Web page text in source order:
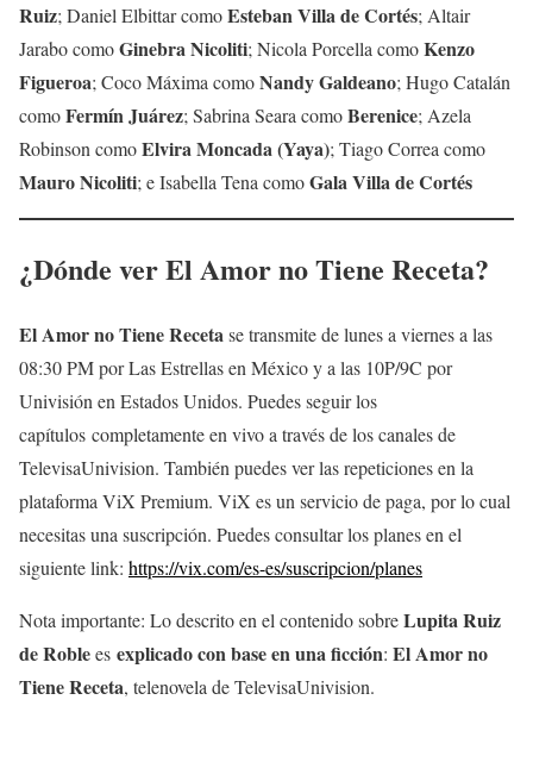
Ruiz; Daniel Elbittar comoEsteban Villa de Cortés; Altair
Jarabo comoGinebra Nicoliti; Nicola Porcella comoKenzo
Figueroa; Coco Máxima comoNandy Galdeano; Hugo Catalán
comoFermín Juárez; Sabrina Seara comoBerenice; Azela
Robinson comoElvira Moncada (Yaya); Tiago Correa como
Mauro Nicoliti; e Isabella Tena comoGalaVilla de Cortés
¿Dónde verEl Amor no Tiene Receta?
El Amor no Tiene Recetase transmite de lunes a viernes a las
08:30 PM por Las Estrellas en México y a las 10P/9C por
Univisión en Estados Unidos. Puedes seguir los
capítulos completamente en vivo a través de los canales de
TelevisaUnivision. También puedes ver las repeticiones en la
plataforma ViX Premium. ViX es un servicio de paga, por lo cual
necesitas una suscripción. Puedes consultar los planes en el
siguiente link: https://vix.com/es-es/suscripcion/planes
Nota importante: Lo descrito en el contenido sobreLupita Ruiz
de Roblees explicado con base en una ficción: El Amor no
Tiene Receta, telenovela de TelevisaUnivision.